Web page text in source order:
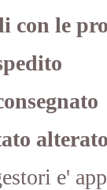
con le
e'